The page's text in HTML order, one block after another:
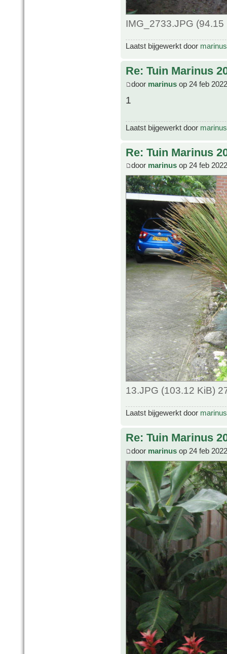
IMG_2733.JPG
Laatst bijgewerkt door marinus
Re: Tuin Marinus
door marinus op 24 feb
1
Laatst bijgewerkt door marinus
Re: Tuin Marinus
door marinus op 24 feb
13.JPG (103.12 KiB)
Laatst bijgewerkt door marinus
Re: Tuin Marinus
door marinus op 24 feb